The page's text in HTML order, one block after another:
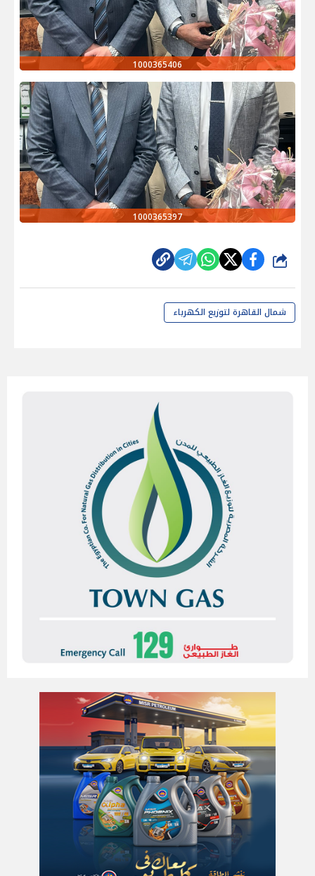
1000365406
1000365397
شارك
شمال القاهرة لتوزيع الكهرباء